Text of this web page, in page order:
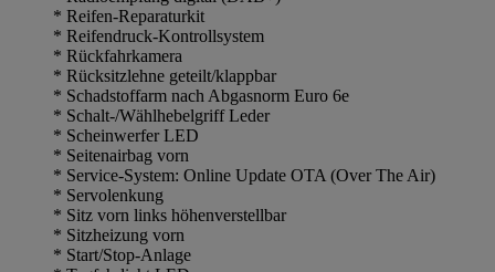
* Reifen-Reparaturkit
* Reifendruck-Kontrollsystem
* Rückfahrkamera
* Rücksitzlehne geteilt/klappbar
* Schadstoffarm nach Abgasnorm Euro 6e
* Schalt-/Wählhebelgriff Leder
* Scheinwerfer LED
* Seitenairbag vorn
* Service-System: Online Update OTA (Over The Air)
* Servolenkung
* Sitz vorn links höhenverstellbar
* Sitzheizung vorn
* Start/Stop-Anlage